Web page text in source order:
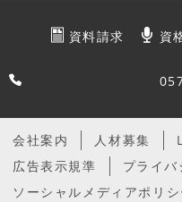
資料請求 資
会社案内 人材募集
広告表示規準
プライ
ソーシャルメディアポリシ